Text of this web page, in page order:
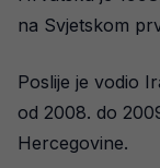
na Svjetskom
Poslije je vodio
od 2008. do
Hercegovine.